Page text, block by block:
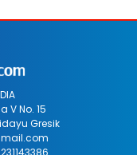
V No. 15
Gresik